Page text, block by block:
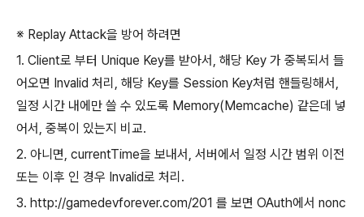
※ Replay Attack을 방어 하려면
1. Client로 부터 Unique Key를 받아서, 해당 Key 가 중복되서 들
어오면 Invalid 처리, 해당 Key를 Session Key처럼 핸들링해서,
일정 시간 내에만 쓸 수 있도록 Memory(Memcache) 같은데 넣
어서, 중복이 있는지 비교.
2. 아니면, currentTime을 보내서, 서버에서 일정 시간 범위 이전
또는 이후 인 경우 Invalid로 처리.
3. http://gamedevforever.com/201 를 보면 OAuth에서 nonc